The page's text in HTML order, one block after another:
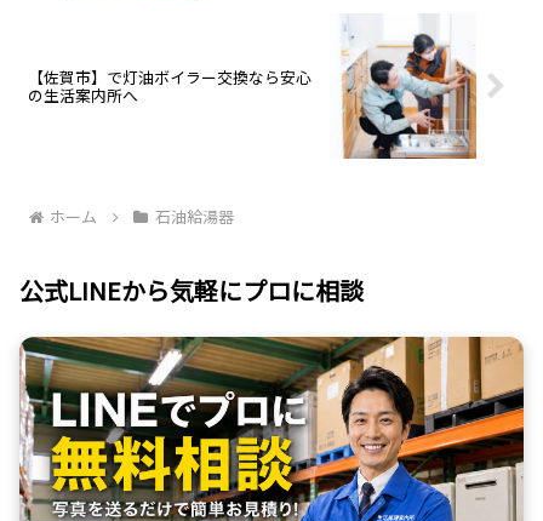
【佐賀市】で灯油ボイラー交換なら安心
の生活案内所へ
ホーム 石油給湯器
公式LINEから気軽にプロに相談